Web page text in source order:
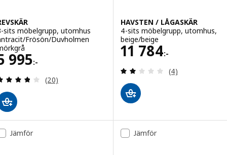
sits möbelgrupp, utomhus
Frösön/Duvholmen
995:-
5995:-
Recensera: 3.8 utav 5 stjärnor. Totalt antal
(20)
HAVSTEN / LÅGASKÄR
4-sits möbelgrupp, utomhus,
beige/beige
11 784:-
Pris 11784:-
Recensera: 2
(4)
Jämför Jämför